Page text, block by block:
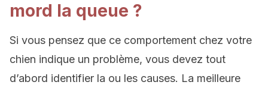
mord la queue ?
Si vous pensez que ce comportement chez votre
chien indique un problème, vous devez tout
d’abord identifier la ou les causes. La meilleure